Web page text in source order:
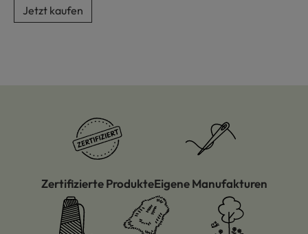
Jetzt kaufen
Zertifizierte ProdukteEigene Manufakturen